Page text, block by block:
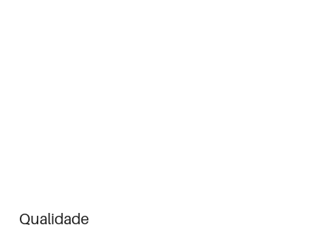
Qualidade